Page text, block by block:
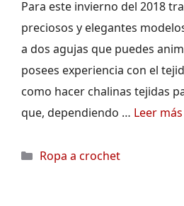
Para este invierno del 2018
preciosos y elegantes
a dos agujas que puedes
posees experiencia con el
como hacer chalinas tejidas
que, dependiendo … Leer más
Categorías
Ropa a crochet